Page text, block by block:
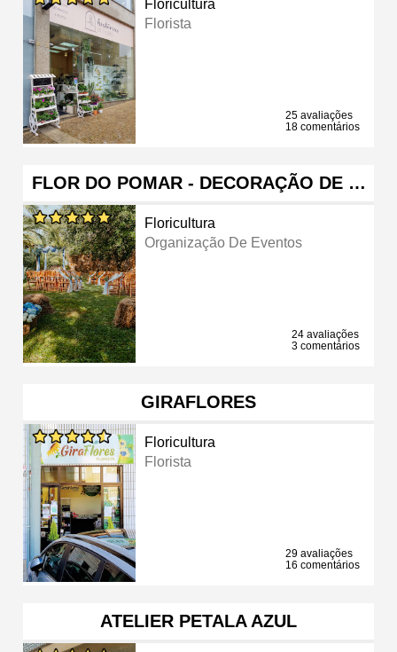
Floricultura
Florista
25 avaliações
18 comentários
FLOR DO POMAR - DECORAÇÃO DE …
Floricultura
Organização De Eventos
24 avaliações
3 comentários
GIRAFLORES
Floricultura
Florista
29 avaliações
16 comentários
ATELIER PETALA AZUL